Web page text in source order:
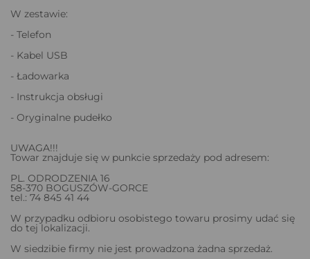
W zestawie:
- Telefon
- Kabel USB
- Ładowarka
- Instrukcja obsługi
- Oryginalne pudełko
UWAGA!!!
Towar znajduje się w punkcie sprzedaży pod adresem:
PL. ODRODZENIA 16
58-370 BOGUSZÓW-GORCE
tel.: 74 845 41 44
W przypadku odbioru osobistego towaru prosimy udać się
do tej lokalizacji.
W siedzibie firmy nie jest prowadzona żadna sprzedaż.